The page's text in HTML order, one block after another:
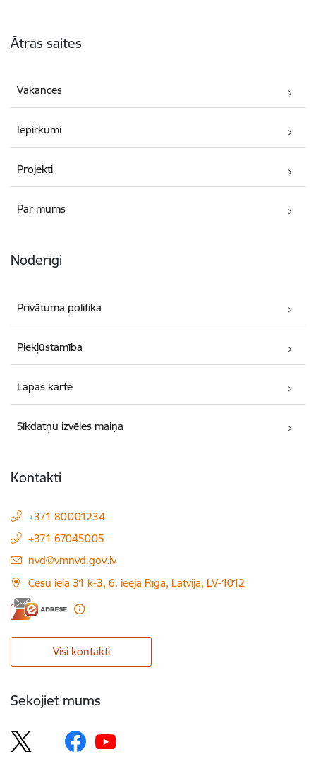
Ātrās saites
Vakances
Iepirkumi
Projekti
Par mums
Noderīgi
Privātuma politika
Piekļūstamība
Lapas karte
Sīkdatņu izvēles maiņa
Kontakti
+371 80001234
+371 67045005
E-pasts:
nvd@vmnvd.gov.lv
Cēsu iela 31 k-3, 6. ieeja Rīga, Latvija, LV-1012
Visi kontakti
Sekojiet mums